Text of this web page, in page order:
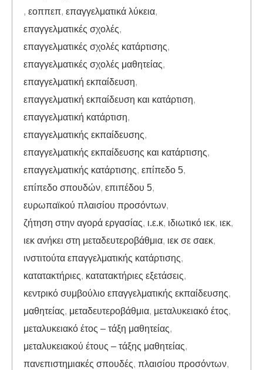
, εοππεπ, επαγγελματικά λύκεια,
επαγγελματικές σχολές,
επαγγελματικές σχολές κατάρτισης,
επαγγελματικές σχολές μαθητείας,
επαγγελματική εκπαίδευση,
επαγγελματική εκπαίδευση και κατάρτιση,
επαγγελματική κατάρτιση,
επαγγελματικής εκπαίδευσης,
επαγγελματικής εκπαίδευσης και κατάρτισης,
επαγγελματικής κατάρτισης, επίπεδο 5,
επίπεδο σπουδών, επιπέδου 5,
ευρωπαϊκού πλαισίου προσόντων,
ζήτηση στην αγορά εργασίας, ι.ε.κ, ιδιωτικό ιεκ, ιεκ,
ιεκ ανήκει στη μεταδευτεροβάθμια, ιεκ σε σαεκ,
ινστιτούτα επαγγελματικής κατάρτισης,
κατατακτήριες, κατατακτήριες εξετάσεις,
κεντρικό συμβούλιο επαγγελματικής εκπαίδευσης,
μαθητείας, μεταδευτεροβάθμια, μεταλυκειακό έτος,
μεταλυκειακό έτος – τάξη μαθητείας,
μεταλυκειακού έτους – τάξης μαθητείας,
πανεπιστημιακές σπουδές, πλαισίου προσόντων,